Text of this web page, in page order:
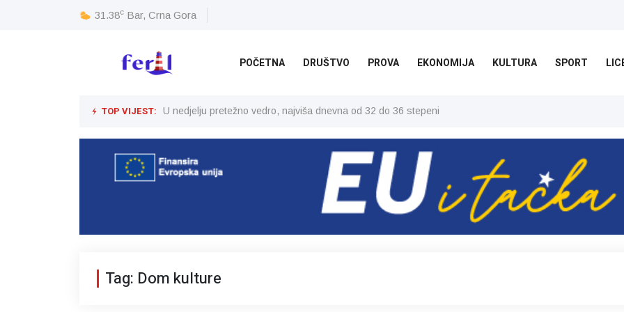
31.38c Bar, Crna Gora
POČETNA DRUŠTVO PROVA EKONOMIJA KULTURA SPORT
TOP VIJEST: U nedjelju pretežno vedro, najviša dnevna od 32 do 36 stepeni
Tag: Dom kulture